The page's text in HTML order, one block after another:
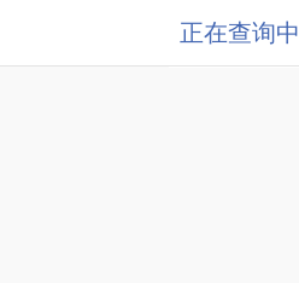
正在查询中